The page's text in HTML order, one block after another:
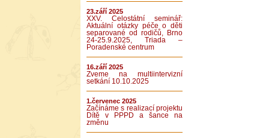
23.září 2025
XXV. Celostátní seminář:
Aktuální otázky péče o děti
separované od rodičů, Brno
24-25.9.2025, Triada –
Poradenské centrum
16.září 2025
Zveme na multiintervizní
setkání 10.10.2025
1.červenec 2025
Začínáme s realizací projektu
Dítě v PPPD a šance na
změnu